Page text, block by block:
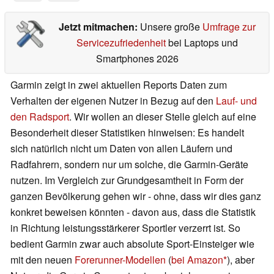
Jetzt mitmachen: Unsere große Umfrage zur
Servicezufriedenheitbei Laptops und
Smartphones 2026
Garmin zeigt in zwei aktuellen Reports Daten zum
Verhalten der eigenen Nutzer in Bezug auf den Lauf- und
den Radsport. Wir wollen an dieser Stelle gleich auf eine
Besonderheit dieser Statistiken hinweisen: Es handelt
sich natürlich nicht um Daten von allen Läufern und
Radfahrern, sondern nur um solche, die Garmin-Geräte
nutzen. Im Vergleich zur Grundgesamtheit in Form der
ganzen Bevölkerung gehen wir - ohne, dass wir dies ganz
konkret beweisen könnten - davon aus, dass die Statistik
in Richtung leistungsstärkerer Sportler verzerrt ist. So
bedient Garmin zwar auch absolute Sport-Einsteiger wie
mit den neuen Forerunner-Modellen (bei Amazon ), aber